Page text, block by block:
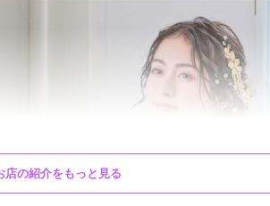
店の紹介をもっと見る